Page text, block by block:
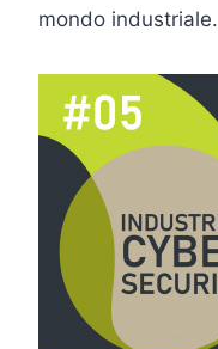
mondo industriale.